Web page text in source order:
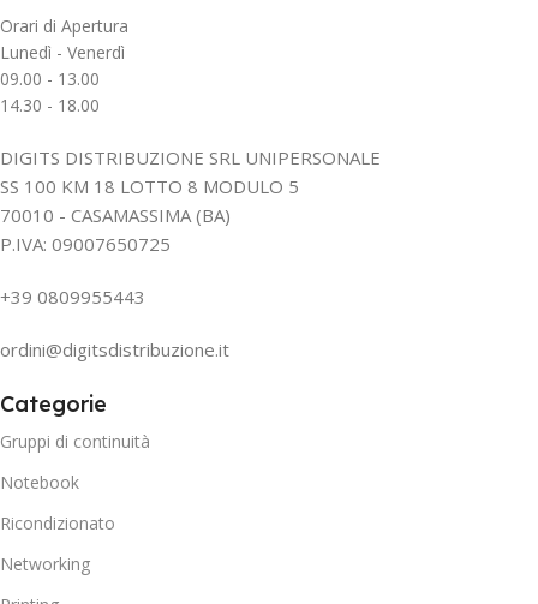
Orari di Apertura
Lunedì - Venerdì
09.00 - 13.00
14.30 - 18.00
DIGITS DISTRIBUZIONE SRL UNIPERSONALE
SS 100 KM 18 LOTTO 8 MODULO 5
70010 - CASAMASSIMA (BA)
P.IVA: 09007650725
+39 0809955443
ordini@digitsdistribuzione.it
Categorie
Gruppi di continuità
Notebook
Ricondizionato
Networking